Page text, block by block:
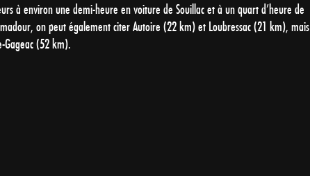
à environ une demi-heure en voiture de Souillac et à un quart d’heure de
on peut également citer Autoire (22 km) et Loubressac (21 km), mais
Gageac (52 km).